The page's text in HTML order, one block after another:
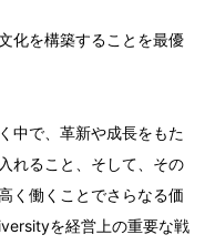
化を構築することを最優
中で、革新や成長をもた
れること、そして、その
く働くことでさらなる価
を経営上の重要な戦